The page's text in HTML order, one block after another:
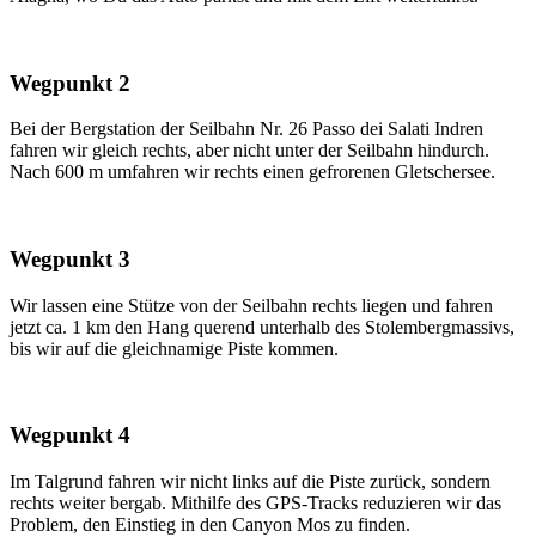
Wegpunkt 2
Bei der Bergstation der Seilbahn Nr. 26 Passo dei Salati Indren
fahren wir gleich rechts, aber nicht unter der Seilbahn hindurch.
Nach 600 m umfahren wir rechts einen gefrorenen Gletschersee.
Wegpunkt 3
Wir lassen eine Stütze von der Seilbahn rechts liegen und fahren
jetzt ca. 1 km den Hang querend unterhalb des Stolembergmassivs,
bis wir auf die gleichnamige Piste kommen.
Wegpunkt 4
Im Talgrund fahren wir nicht links auf die Piste zurück, sondern
rechts weiter bergab. Mithilfe des GPS-Tracks reduzieren wir das
Problem, den Einstieg in den Canyon Mos zu finden.